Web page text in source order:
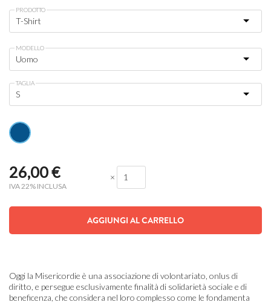
PRODOTTO
MODELLO
TAGLIA
26,00€
IVA 22% INCLUSA
×
AGGIUNGI AL CARRELLO
Oggi la Misericordie è una associazione di volontariato, onlus di
diritto, e persegue esclusivamente finalità di solidarietà sociale e di
beneficenza, che considera nel loro complesso come le fondamenta